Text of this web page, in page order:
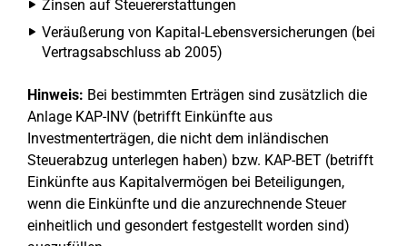
Zinsen auf Steuererstattungen
Veräußerung von Kapital-Lebensversicherungen (bei
Vertragsabschluss ab 2005)
Hinweis: Bei bestimmten Erträgen sind zusätzlich die
Anlage KAP-INV (betrifft Einkünfte aus
Investmenterträgen, die nicht dem inländischen
Steuerabzug unterlegen haben) bzw. KAP-BET (betrifft
Einkünfte aus Kapitalvermögen bei Beteiligungen,
wenn die Einkünfte und die anzurechnende Steuer
einheitlich und gesondert festgestellt worden sind)